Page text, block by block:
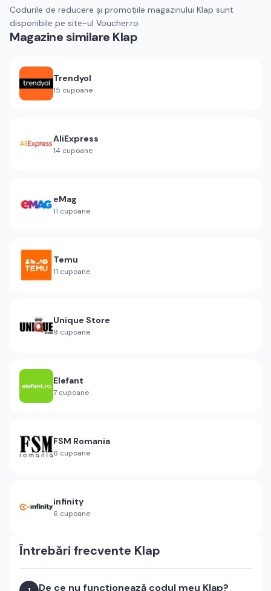
Codurile de reducere și promoțiile magazinului Klap sunt
disponibile pe site-ul Voucher.ro
Magazine similare Klap
Trendyol
15 cupoane
AliExpress
14 cupoane
eMag
11 cupoane
Temu
11 cupoane
Unique Store
9 cupoane
Elefant
7 cupoane
FSM Romania
6 cupoane
infinity
6 cupoane
Întrebări frecvente Klap
De ce nu funcționează codul meu Klap?